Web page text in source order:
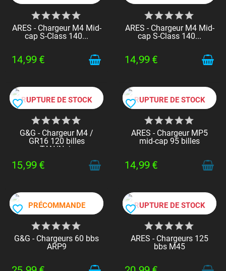
ARES - Chargeur M4 Mid-
cap S-Class 140...
14,99 €
ARES - Chargeur M4 Mid-
cap S-Class 140...
14,99 €
RUPTURE DE STOCK
favorite_border
G&G - Chargeur M4 /
GR16 120 billes
TAN/Noir
15,99 €
RUPTURE DE STOCK
favorite_border
ARES - Chargeur MP5
mid-cap 95 billes
14,99 €
PRÉCOMMANDE
favorite_border
G&G - Chargeurs 60 bbs
ARP9
RUPTURE DE STOCK
favorite_border
ARES - Chargeurs 125
bbs M45